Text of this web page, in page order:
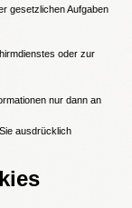
gesetzlichen Aufgaben
oder zur
nur dann an
ausdrücklich